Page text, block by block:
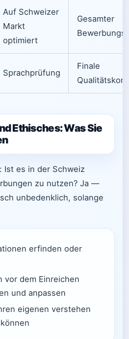
Auf Schweizer
Markt
optimiert
Gesamter
Sprachprüfung
Finale
Ethisches: Was Sie
Ist es in der Schweiz
zu nutzen? Ja —
unbedenklich, solange
erfinden oder
vor dem Einreichen
und anpassen
eigenen verstehen